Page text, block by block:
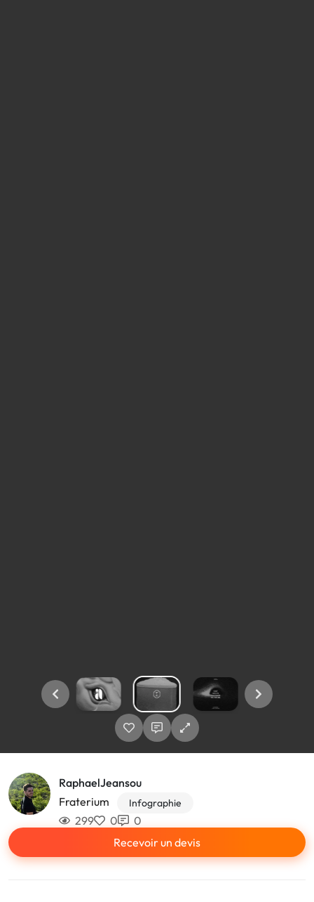
RaphaelJeansou
Fraterium
Infographie
299 0
0
Recevoir un devis